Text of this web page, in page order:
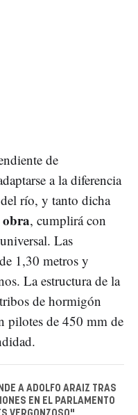
de
a la diferencia
del río, y tanto dicha
obra, cumplirá con
Las
1,30 metros y
La estructura de la
de hormigón
pilotes de 450 mm de
A ADOLFO ARAIZ TRAS
EN EL PARLAMENTO